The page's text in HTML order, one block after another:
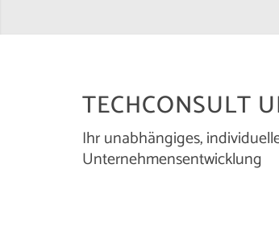
TECHCONSULT
Ihr unabhängiges,
Unternehmensentwicklung